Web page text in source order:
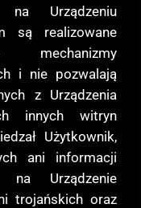
na Urządzeniu
są realizowane
mechanizmy
i nie pozwalają
z Urządzenia
innych witryn
Użytkownik,
ani informacji
na Urządzenie
trojańskich oraz